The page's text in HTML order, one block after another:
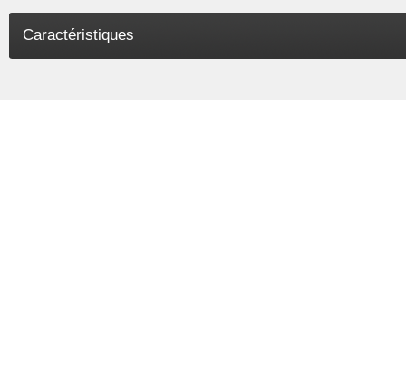
Caractéristiques